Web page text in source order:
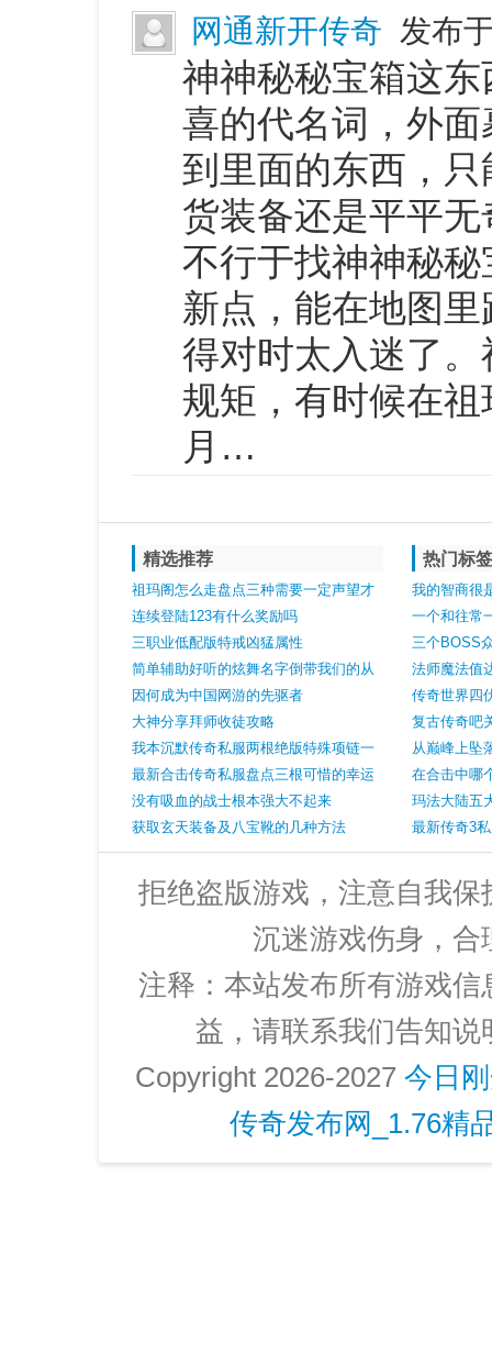
网通新开传奇 发布
神神秘秘宝箱这
喜的代名词，外
到里面的东西，
货装备还是平平
不行于找神神秘
新点，能在地图
得对时太入迷了
规矩，有时候在
月…
精选推荐
祖玛阁怎么走盘点三种需要一定声望才
能佩戴的装备第三种比较少见
连续登陆123有什么奖励吗
三职业低配版特戒凶猛属性
简单辅助好听的炫舞名字倒带我们的从
前
因何成为中国网游的先驱者
大神分享拜师收徒攻略
我本沉默传奇私服两根绝版特殊项链一
根至今有用另一根只能收藏
最新合击传奇私服盘点三根可惜的幸运
项链距离神装只有一步之遥
没有吸血的战士根本强大不起来
获取玄天装备及八宝靴的几种方法
热门标
我的智商很
一个和往常
三个BOSS
法师魔法值
传奇世界四
爆的神奇经
复古传奇吧
道多少
从巅峰上坠
在合击中哪
玛法大陆五
最新传奇3
拒绝盗版游戏，注意自我
沉迷游戏伤身，合
注释：本站发布所有游戏
益，请联系我们告知
Copyright 2026-2027 今日
传奇发布网_1.76精